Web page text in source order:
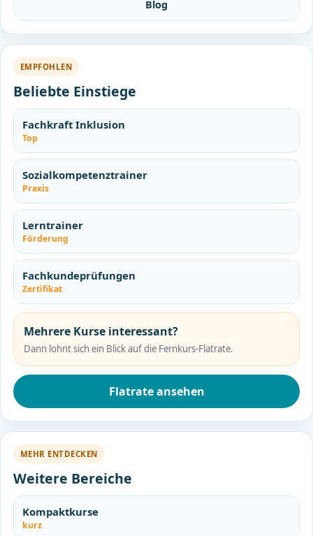
Blog
EMPFOHLEN
Beliebte Einstiege
Fachkraft Inklusion
Top
Sozialkompetenztrainer
Praxis
Lerntrainer
Förderung
Fachkundeprüfungen
Zertifikat
Mehrere Kurse interessant?
Dann lohnt sich ein Blick auf die Fernkurs-Flatrate.
Flatrate ansehen
MEHR ENTDECKEN
Weitere Bereiche
Kompaktkurse
kurz